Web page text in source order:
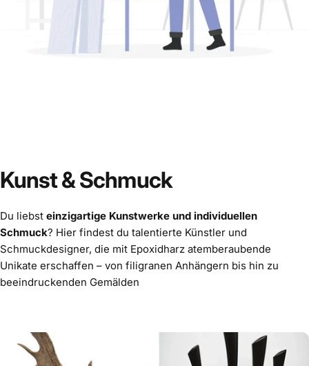
Kunst&Schmuck
Du liebst einzigartige Kunstwerke und individuellen
Schmuck? Hier findest du talentierte Künstler und
Schmuckdesigner, die mit Epoxidharz atemberaubende
Unikate erschaffen – von filigranen Anhängern bis hin zu
beeindruckenden Gemälden